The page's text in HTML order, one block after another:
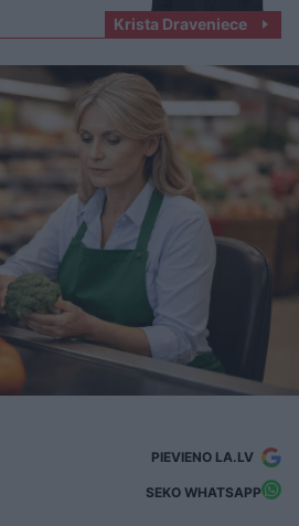
Krista Draveniece
PIEVIENO LA.LV
SEKO WHATSAPP